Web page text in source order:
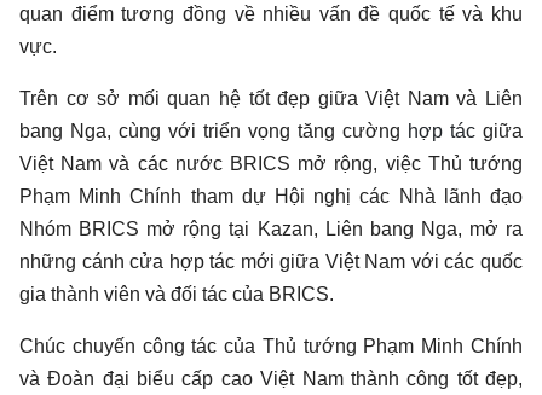
quan điểm tương đồng về nhiều vấn đề quốc tế và khu
vực.
Trên cơ sở mối quan hệ tốt đẹp giữa Việt Nam và Liên
bang Nga, cùng với triển vọng tăng cường hợp tác giữa
Việt Nam và các nước BRICS mở rộng, việc Thủ tướng
Phạm Minh Chính tham dự Hội nghị các Nhà lãnh đạo
Nhóm BRICS mở rộng tại Kazan, Liên bang Nga, mở ra
những cánh cửa hợp tác mới giữa Việt Nam với các quốc
gia thành viên và đối tác của BRICS.
Chúc chuyến công tác của Thủ tướng Phạm Minh Chính
và Ðoàn đại biểu cấp cao Việt Nam thành công tốt đẹp,